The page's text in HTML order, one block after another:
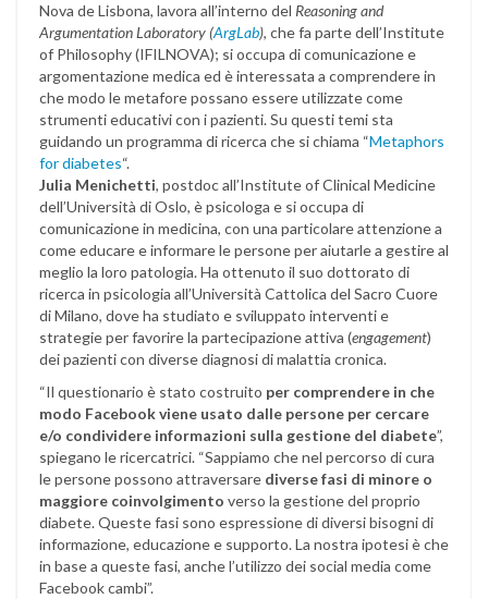
Nova de Lisbona, lavora all’interno del Reasoning and
Argumentation Laboratory (ArgLab), che fa parte dell’Institute
of Philosophy (IFILNOVA); si occupa di comunicazione e
argomentazione medica ed è interessata a comprendere in
che modo le metafore possano essere utilizzate come
strumenti educativi con i pazienti. Su questi temi sta
guidando un programma di ricerca che si chiama “Metaphors
for diabetes“.
Julia Menichetti, postdoc all’Institute of Clinical Medicine
dell’Università di Oslo, è psicologa e si occupa di
comunicazione in medicina, con una particolare attenzione a
come educare e informare le persone per aiutarle a gestire al
meglio la loro patologia. Ha ottenuto il suo dottorato di
ricerca in psicologia all’Università Cattolica del Sacro Cuore
di Milano, dove ha studiato e sviluppato interventi e
strategie per favorire la partecipazione attiva (engagement)
dei pazienti con diverse diagnosi di malattia cronica.
“Il questionario è stato costruito per comprendere in che
modo Facebook viene usato dalle persone per cercare
e/o condividere informazioni sulla gestione del diabete”,
spiegano le ricercatrici. “Sappiamo che nel percorso di cura
le persone possono attraversare diverse fasi di minore o
maggiore coinvolgimento verso la gestione del proprio
diabete. Queste fasi sono espressione di diversi bisogni di
informazione, educazione e supporto. La nostra ipotesi è che
in base a queste fasi, anche l’utilizzo dei social media come
Facebook cambi”.